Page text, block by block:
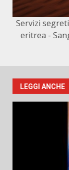
Servizi
eritrea -
LEGGI ANCHE